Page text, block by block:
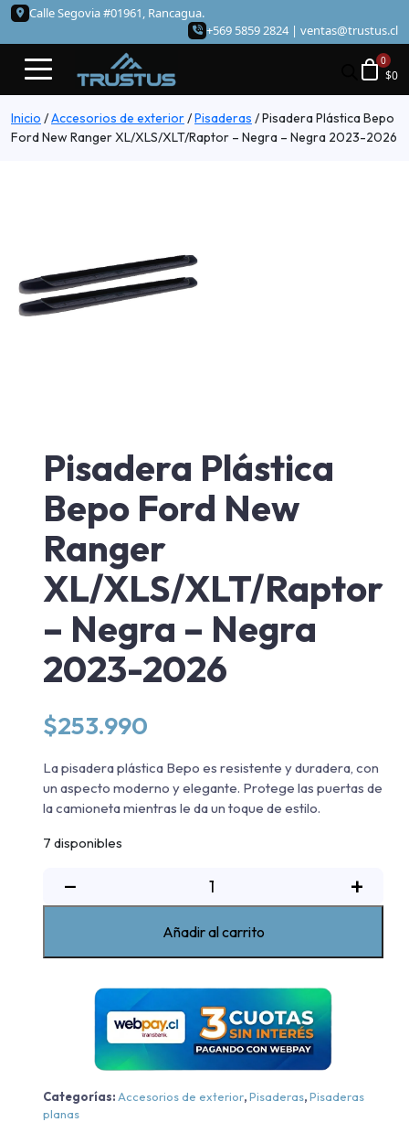
Calle Segovia #01961, Rancagua.
+569 5859 2824 | ventas@trustus.cl
$0
Inicio /Accesorios de exterior/Pisaderas /Pisadera Plástica Bepo
Ford New Ranger XL/XLS/XLT/Raptor – Negra – Negra 2023-2026
Pisadera Plástica
Bepo Ford New
Ranger
XL/XLS/XLT/Raptor
– Negra – Negra
2023-2026
$253.990
La pisadera plástica Bepo es resistente y duradera, con
un aspecto moderno y elegante. Protege las puertas de
la camioneta mientras le da un toque de estilo.
7 disponibles
−
Ranger
XL/XLS/XLT/Raptor
Negra
-
Negra
+
Añadir al carrito
Categorías: Accesorios de exterior,Pisaderas,Pisaderas
planas